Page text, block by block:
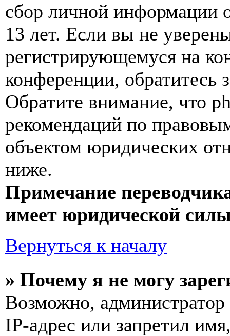
сбор личной информации
13 лет. Если вы не
регистрирующемуся на
конференции, обратитесь
Обратите внимание, что
рекомендаций по
объектом юридических
ниже.
Примечание
имеет юридической
Вернуться к началу
» Почему я не могу
Возможно,
IP-адрес или запретил